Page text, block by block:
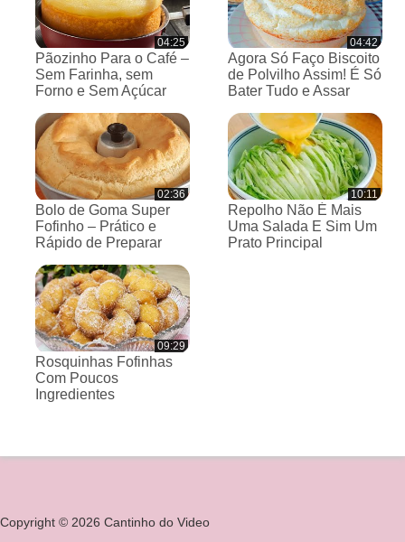
04:25
Pãozinho Para o Café –
Sem Farinha, sem
Forno e Sem Açúcar
04:42
Agora Só Faço Biscoito
de Polvilho Assim! É Só
Bater Tudo e Assar
02:36
Bolo de Goma Super
Fofinho – Prático e
Rápido de Preparar
10:11
Repolho Não É Mais
Uma Salada E Sim Um
Prato Principal
09:29
Rosquinhas Fofinhas
Com Poucos
Ingredientes
Copyright © 2026 Cantinho do Video